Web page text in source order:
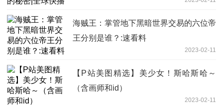
海贼王：掌管地下黑暗世界交易的六位帝
王分别是谁？:速看料
2023-02-11
【P站美图精选】美少女！斯哈斯哈～
（含画师和id）
2023-02-11